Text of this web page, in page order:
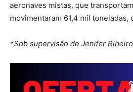
aeronaves mistas, que
movimentaram 61,4 mil toneladas,
*Sob supervisão de Jenifer Ribeiro